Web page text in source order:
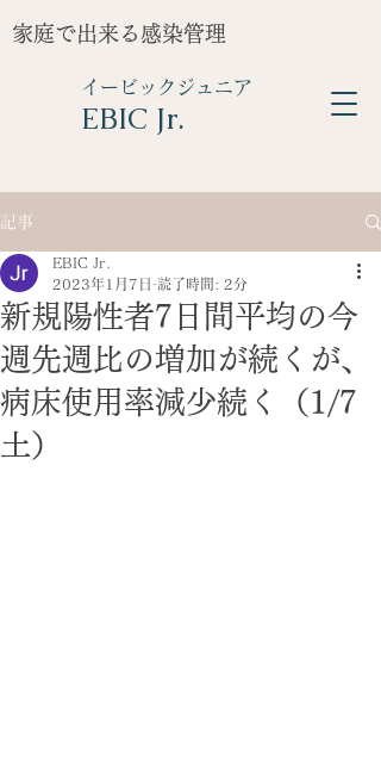
家庭で出来る感染管理
イービックジュニア
​EBIC Jr.
記事
新規陽性者7日間平均の今
週先週比の増加が続くが、
病床使用率減少続く（1/7
土）
EBIC Jr.
2023年1月7日
読了時間: 2分